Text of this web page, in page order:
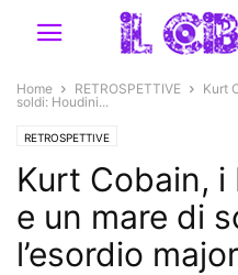
Home RETROSPETTIVE
Kurt
soldi: Houdini...
RETROSPETTIVE
Kurt Cobain,
e un mare di
l’esordio